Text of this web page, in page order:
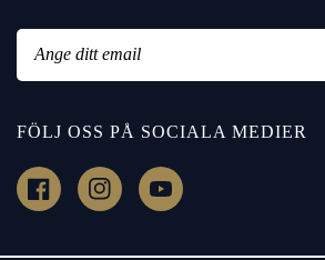
Ange ditt email
FÖLJ OSS PÅ SOCIALA MEDIER
h
t
h
t
h
t